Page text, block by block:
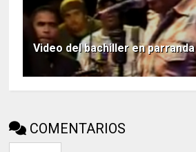
Video del bachiller en parranda
COMENTARIOS